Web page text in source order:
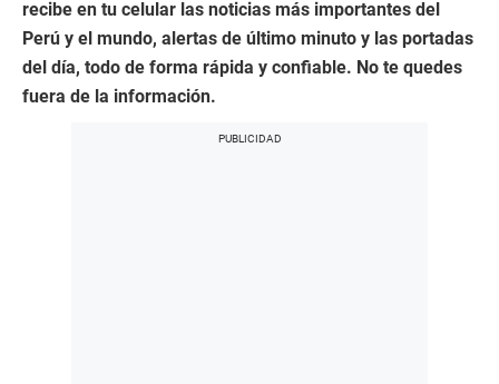
recibe en tu celular las noticias más importantes del
Perú y el mundo, alertas de último minuto y las portadas
del día, todo de forma rápida y confiable. No te quedes
fuera de la información.